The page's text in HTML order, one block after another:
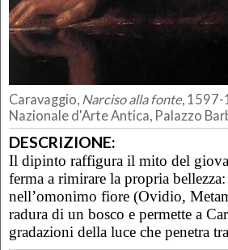
Caravaggio, Narciso alla fonte, 1597-
Nazionale d'Arte Antica, Palazzo
DESCRIZIONE:
Il dipinto raffigura il mito del
ferma a rimirare la propria
nell’omonimo fiore (Ovidio,
radura di un bosco e permette a
gradazioni della luce che penetra